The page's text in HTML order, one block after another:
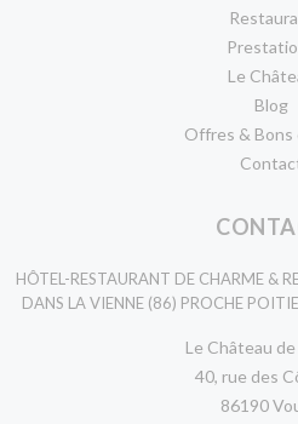
Le
Blog
Offres & Bons
HÔTEL-RESTAURANT DE CHARME &
DANS LA VIENNE (86) PROCHE
Le Château
40, rue des
86190